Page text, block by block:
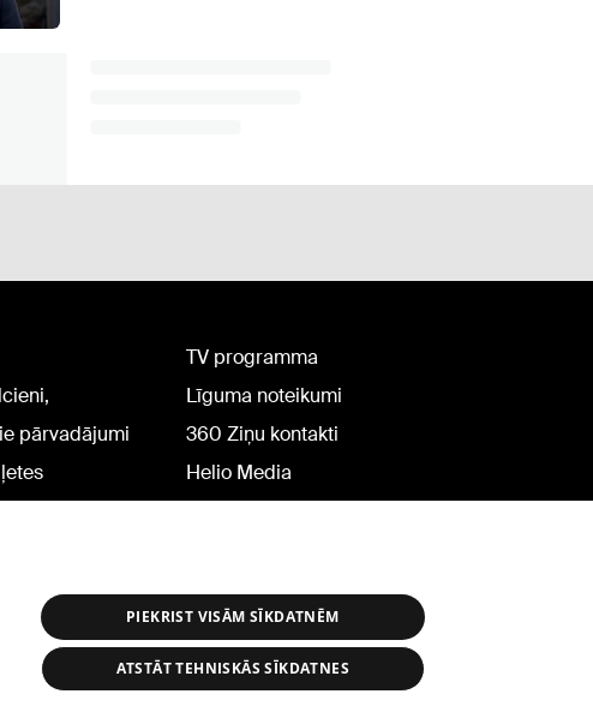
pārvadājumi
TV programma
Līguma noteikumi
360 Ziņu kontakti
Helio Media
PIEKRIST VISĀM SĪKDATNĒM
ATSTĀT TEHNISKĀS SĪKDATNES